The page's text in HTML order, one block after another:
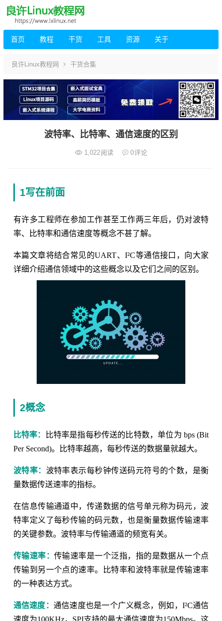
首页 教程 干货 工具 资源 关于
良许Linux教程网 干货合集
波特率、比特率、通信速度的区别
1,022阅读 0评论
1写在前面
有许多工程师在参加工作甚至工作两三年后，仍对波特
率、比特率和通信速度等概念不甚了解。
本篇文章将结合常见的UART、I²C等通信接口，向大家
详细介绍通信领域中的这些概念以及它们之间的区别。
2概念
比特率：
比特率是指每秒传送的比特数，单位为 bps (Bit
Per Second)。比特率越高，每秒传送的数据量就越大。
波特率： 波特率表示每秒钟传送码元符号的个数，是衡
量数据传送速率的指标。
在信息传输通道中，传递数据的信号单元称为码元，波
特率定义了每秒传输的码元数，也是衡量数据传输速率
的关键参数。波特率与传输通道的频宽有关。
传输速率：传输速率是一个泛指，指的是数据从一个点
传输到另一个点的速率。比特率和波特率就是传输速率
的一种表达方式。
通信速度： 通信速度也是一个广义概念，例如，I²C通信
速度为100KHz，SPI支持的最大通信速度为150Mbps。这